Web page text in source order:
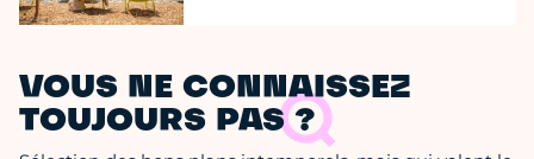
VOUS NE CONNAISSEZ
TOUJOURS PAS ?